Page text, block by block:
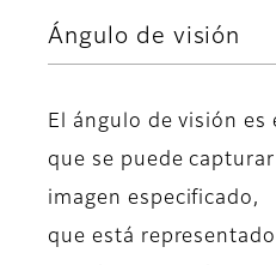
Ángulo de visión
El ángulo de visión
que se puede
imagen especificado,
que está